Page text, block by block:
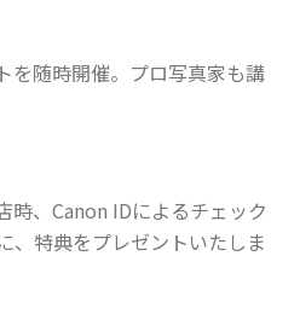
を随時開催。プロ写真家も講
時、Canon IDによるチェック
、特典をプレゼントいたしま